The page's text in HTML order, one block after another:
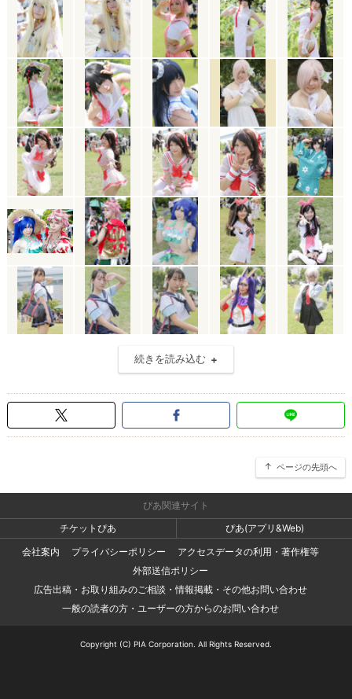
続きを読み込む
ページの先頭へ
ぴあ関連サイト
チケットぴあ
ぴあ(アプリ&Web)
会社案内
プライバシーポリシー
アクセスデータの利用・著作権等
外部送信ポリシー
広告出稿・お取り組みのご相談・情報掲載・その他お問い合わせ
一般の読者の方・ユーザーの方からのお問い合わせ
Copyright (C) PIA Corporation. All Rights Reserved.